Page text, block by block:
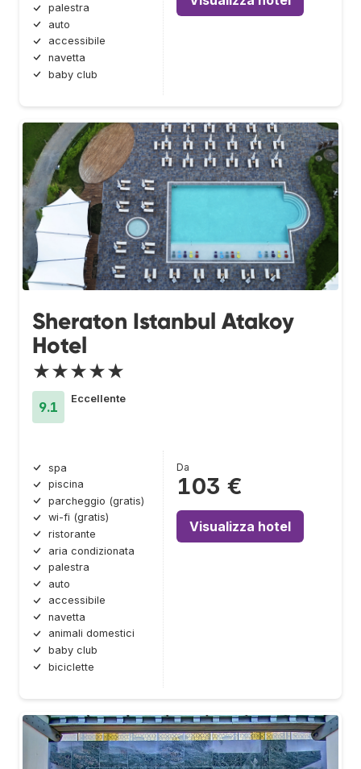
palestra
auto
accessibile
navetta
baby club
Sheraton Istanbul Atakoy
Hotel
★★★★★
9.1
Eccellente
spa
piscina
parcheggio (gratis)
wi-fi (gratis)
ristorante
aria condizionata
palestra
auto
accessibile
navetta
animali domestici
baby club
biciclette
Da
103 €
Visualizza hotel